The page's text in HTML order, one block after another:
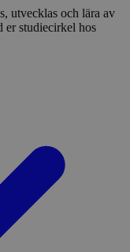
utvecklas och lära av
er studiecirkel hos